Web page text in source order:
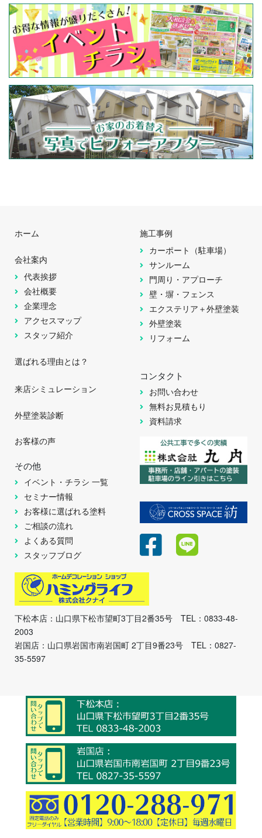
ホーム
会社案内
代表挨拶
会社概要
企業理念
アクセスマップ
スタッフ紹介
選ばれる理由とは？
施工事例
カーポート（駐車場）
サンルーム
門周り・アプローチ
壁・塀・フェンス
エクステリア＋外壁塗装
外壁塗装
リフォーム
来店シミュレーション
外壁塗装診断
お客様の声
その他
イベント・チラシ 一覧
セミナー情報
お客様に選ばれる塗料
ご相談の流れ
よくある質問
スタッフブログ
コンタクト
お問い合わせ
無料お見積もり
資料請求
下松本店：山口県下松市望町3丁目2番35号 TEL：0833-48-
2003
岩国店：山口県岩国市南岩国町 2丁目9番23号 TEL：0827-
35-5597